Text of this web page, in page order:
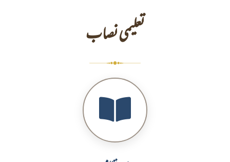
تعلیمی نصاب